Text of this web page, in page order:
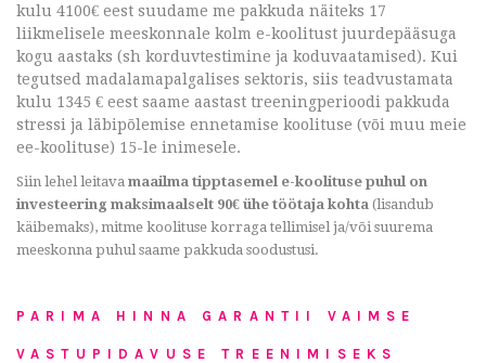
kulu 4100€ eest suudame me pakkuda näiteks 17
liikmelisele meeskonnale kolm e-koolitust juurdepääsuga
kogu aastaks (sh korduvtestimine ja koduvaatamised). Kui
tegutsed madalamapalgalises sektoris, siis teadvustamata
kulu 1345 € eest saame aastast treeningperioodi pakkuda
stressi ja läbipõlemise ennetamise koolituse (või muu meie
ee-koolituse) 15-le inimesele.
Siin lehel leitava maailma tipptasemel e-koolituse puhul on
investeering maksimaalselt 90€ ühe töötaja kohta (lisandub
käibemaks), mitme koolituse korraga tellimisel ja/või suurema
meeskonna puhul saame pakkuda soodustusi.
PARIMA HINNA GARANTII VAIMSE
VASTUPIDAVUSE TREENIMISEKS